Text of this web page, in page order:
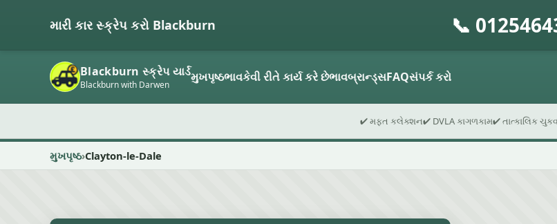
મારી કાર સ્ક્રેપ કરો Blackburn 📞
Blackburn સ્ક્રેપ યાર્ડ
Blackburn with Darwen મુખપૃષ્ઠભાવકેવી રીતે કાર્ય કરે છેભાવબ્રાન્ડ્સFAQસંપર્ક કરો
✔ મફત કલેક્શન✔ DVLA કાગળકામ✔ તાત્કાલિક
મુખપૃષ્ઠ Clayton-le-Dale